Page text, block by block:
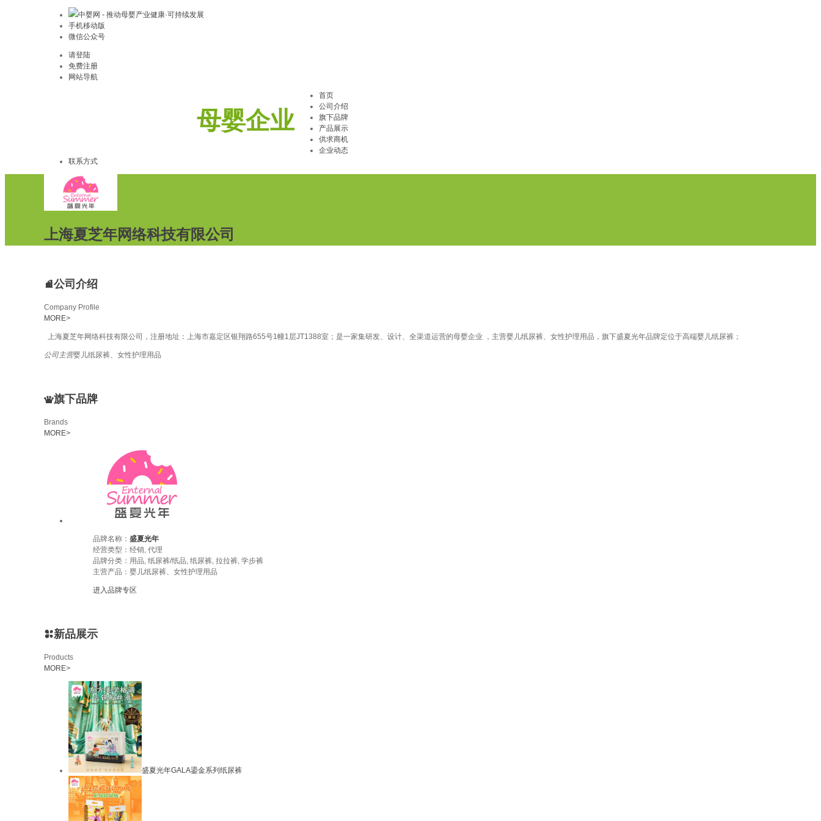
中婴网 - 推动母婴产业健康·可持续发展
手机移动版
微信公众号
请登陆
免费注册
网站导航
母婴企业
首页
公司介绍
旗下品牌
产品展示
供求商机
企业动态
联系方式
上海夏芝年网络科技有限公司
公司介绍
Company Profile
MORE>
上海夏芝年网络科技有限公司，注册地址：上海市嘉定区银翔路655号1幢1层JT1388室；是一家集研发、设计、全渠道运营的母婴企业 ，主营婴儿纸尿裤、女性护理用品，旗下盛夏光年品牌定位于高端婴儿纸尿裤；
公司主营婴儿纸尿裤、女性护理用品
旗下品牌
Brands
MORE>
品牌名称： 盛夏光年
经营类型：经销, 代理
品牌分类：用品, 纸尿裤/纸品, 纸尿裤, 拉拉裤, 学步裤
主营产品：婴儿纸尿裤、女性护理用品
进入品牌专区
新品展示
Products
MORE>
盛夏光年GALA鎏金系列纸尿裤